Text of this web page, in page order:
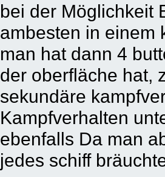
bei der Möglichkeit
ambesten in einem
man hat dann 4
der oberfläche hat,
sekundäre
Kampfverhalten
ebenfalls Da man
jedes schiff